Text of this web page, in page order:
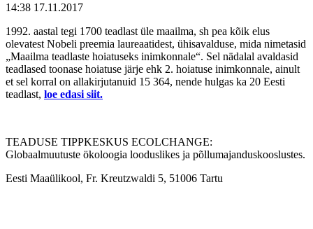
14:38 17.11.2017
1992. aastal tegi 1700 teadlast üle maailma, sh pea kõik elus
olevatest Nobeli preemia laureaatidest, ühisavalduse, mida nimetasid
„Maailma teadlaste hoiatuseks inimkonnale“. Sel nädalal avaldasid
teadlased toonase hoiatuse järje ehk 2. hoiatuse inimkonnale, ainult
et sel korral on allakirjutanuid 15 364, nende hulgas ka 20 Eesti
teadlast, loe edasi siit.
TEADUSE TIPPKESKUS ECOLCHANGE:
Globaalmuutuste ökoloogia looduslikes ja põllumajanduskooslustes.
Eesti Maaülikool, Fr. Kreutzwaldi 5, 51006 Tartu